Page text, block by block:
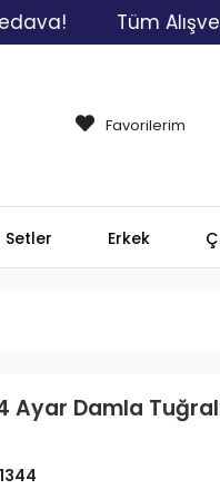
Tüm
Favorilerim
Setler Erkek
Ayar Damla
1344